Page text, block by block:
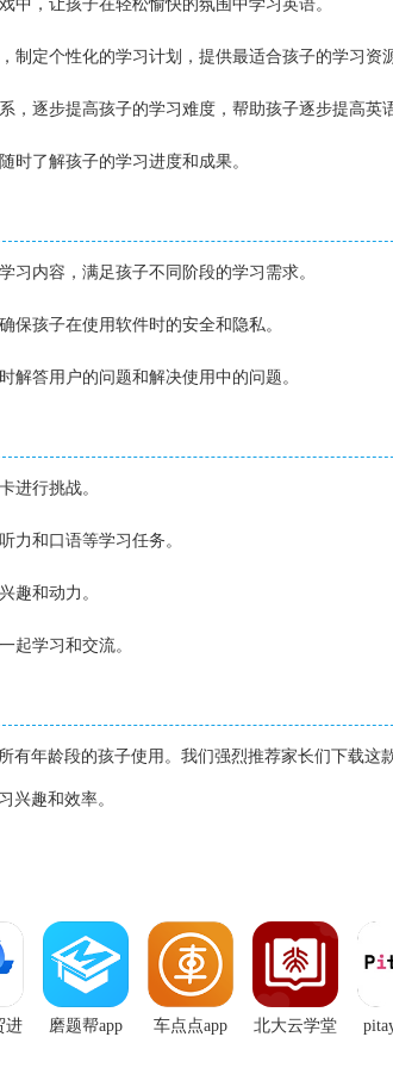
中，让孩子在轻松愉快的氛围中学习英语。
定个性化的学习计划，提供最适合孩子的学习资
逐步提高孩子的学习难度，帮助孩子逐步提高英
时了解孩子的学习进度和成果。
习内容，满足孩子不同阶段的学习需求。
保孩子在使用软件时的安全和隐私。
解答用户的问题和解决使用中的问题。
进行挑战。
力和口语等学习任务。
趣和动力。
起学习和交流。
年龄段的孩子使用。我们强烈推荐家长们下载这
兴趣和效率。
进 磨题帮app 车点点app 北大云学堂